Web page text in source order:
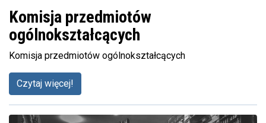
Komisja przedmiotów
ogólnokształcących
Komisja przedmiotów ogólnokształcących
Czytaj więcej!